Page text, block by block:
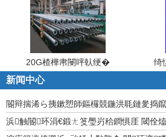
20G楂樺帇閿呯倝绠� 绮
新闻中心
閽辩揣浠ら挗鏉愬師鏂欏競鍦洪毦鏈夎捣
浜触閽环涓€鍛ㄤ笅璺岃秴鐧惧厓 閾佺熆